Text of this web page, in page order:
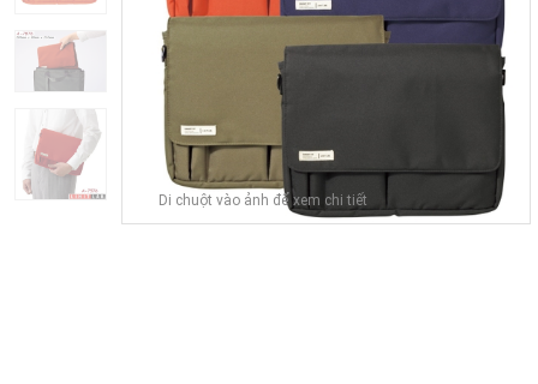
Di chuột vào ảnh để xem chi tiết